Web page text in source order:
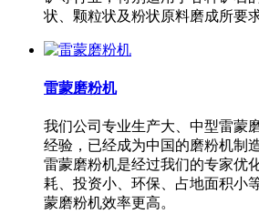
状、颗粒状及粉状原料磨成所要
雷蒙磨粉机
我们公司专业生产大、中型雷蒙
经验，已经成为中国的磨粉机制
雷蒙磨粉机是经过我们的专家优
耗、投资小、环保、占地面积小
蒙磨粉机效率更高。